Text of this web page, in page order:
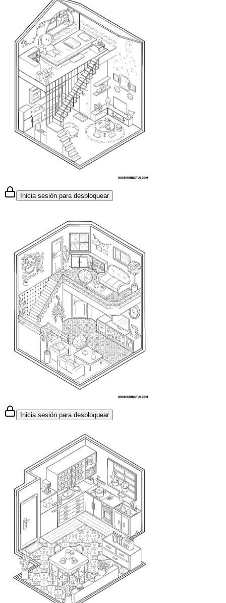
Inicia sesión para desbloquear
Inicia sesión para desbloquear